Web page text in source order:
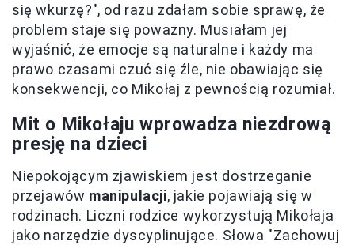
się wkurzę?", od razu zdałam sobie sprawę, że
problem staje się poważny. Musiałam jej
wyjaśnić, że emocje są naturalne i każdy ma
prawo czasami czuć się źle, nie obawiając się
konsekwencji, co Mikołaj z pewnością rozumiał.
Mit o Mikołaju wprowadza niezdrową
presję na dzieci
Niepokojącym zjawiskiem jest dostrzeganie
przejawów manipulacji, jakie pojawiają się w
rodzinach. Liczni rodzice wykorzystują Mikołaja
jako narzędzie dyscyplinujące. Słowa "Zachowuj